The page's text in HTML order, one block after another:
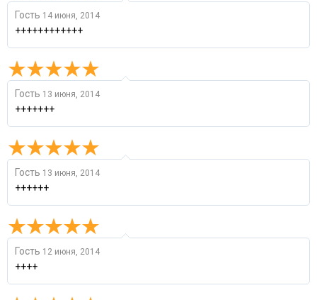
Гость 14 июня, 2014
++++++++++++
Гость 13 июня, 2014
+++++++
Гость 13 июня, 2014
++++++
Гость 12 июня, 2014
++++